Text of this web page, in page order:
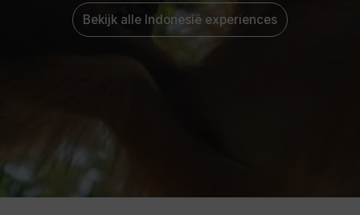
Bekijk alle Indonesië experiences